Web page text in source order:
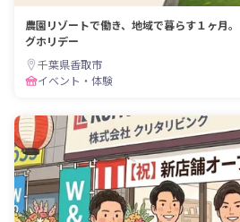
農園リゾートで働き、地域で暮らす１ヶ月
グホリデー
千葉県香取市
イベント・体験